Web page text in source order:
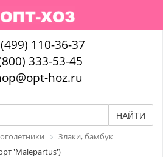
110-36-37
333-53-45
hoz.ru
НАЙТИ
Злаки, бамбук
'Malepartus')